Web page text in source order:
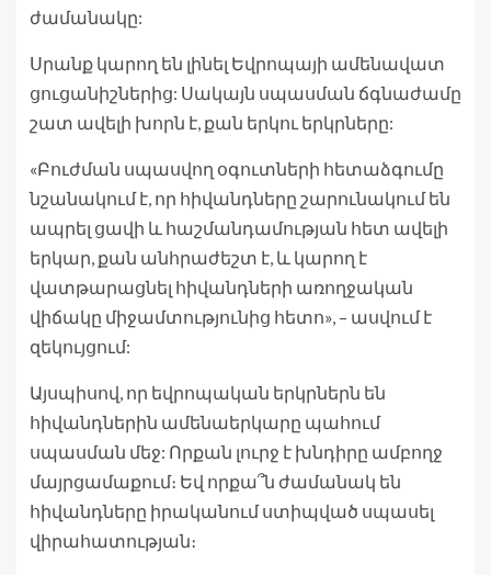
ժամանակը:
Սրանք կարող են լինել Եվրոպայի ամենավատ
ցուցանիշներից: Սակայն սպասման ճգնաժամը
շատ ավելի խորն է, քան երկու երկրները:
«Բուժման սպասվող օգուտների հետաձգումը
նշանակում է, որ հիվանդները շարունակում են
ապրել ցավի և հաշմանդամության հետ ավելի
երկար, քան անհրաժեշտ է, և կարող է
վատթարացնել հիվանդների առողջական
վիճակը միջամտությունից հետո», – ասվում է
զեկույցում:
Այսպիսով, որ եվրոպական երկրներն են
հիվանդներին ամենաերկարը պահում
սպասման մեջ: Որքան լուրջ է խնդիրը ամբողջ
մայրցամաքում։ Եվ որքա՞ն ժամանակ են
հիվանդները իրականում ստիպված սպասել
վիրահատության։